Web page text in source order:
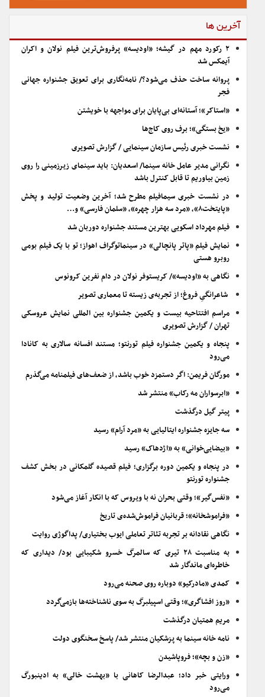
آخرین ها
۲ رکورد مهم در گیشه؛ «اودیسه» پرفروش‌ترین فیلم نولان و اکران
آیمکس شد
پروانه ساخت حذف می‌شود؟/ نامه‌نگاری برای تعویق جشنواره جهانی
فجر
«استاکر»؛ آستانه‌ای بی‌پایان برای مواجهه با خویشتن
«یخ بستگی»؛ برف روی کاج‌ها
نشست خبری رئیس سازمان سینمایی / گزارش تصویری
نگرانی مدیر عامل خانه سینما/ اسعدیان: باید سینمای زیرزمینی را روی
زمین بیاوریم تا قابل کنترل باشد
در نشست خبری سیمافیلم مطرح شد؛ آخرین وضعیت تولید و پخش
«پایتخت۸»، «مرد سه هزار چهره»، «سلمان فارسی» و…
فیلم مهرداد اسکویی بهترین مستند جشنواره دوربان شد
نمایش فیلم «پاتر پانچالی» در سینماتوگراف اهواز؛ تو با یک فیلم بومی
روبرو هستی
نگاهی به «اودیسه»/ کریستوفر نولان در دام نفرین کرونوس
شاعرانگیِ فروغ؛ از تجربه‌ی زیسته تا معماری تصویر
مراسم افتتاحیه بیست و یکمین جشنواره بین المللی نمایش عروسکی
تهران / گزارش تصویری
پنجاه و یکمین جشنواره فیلم تورنتو؛ مستند افسانه سالاری به کانادا
می‌رود
مورگان فریمن: اگر دستمزد خوب باشد، از ضعف‌های فیلمنامه می‌گذرم
«ابرسواران مه رکاب» منتشر شد
پیتر گیل درگذشت
سه جایزه جشنواره ایتالیایی به «مرد آرام» رسید
«بیضایی‌خوانی» به «اژدهاک» رسید
در پنجاه و یکمین دوره برگزاری؛ فیلم قصیده گلمکانی در بخش کشف
جشنواره تورنتو
«نفس‌گیر»؛ وقتی بحران نه با ویروس که با انکار آغاز می‌شود
«فراموشخانه»؛ قربانیان فراموش‌شده‌ی تاریخ
نگاهی نقادانه بر تجربه تئاتر تعاملی ایوب بختیاری/ پداگوژی روایت
به مناسبت ۲۸ تیری که سالمرگ خسرو شکیبایی بود/ دیداری که
خاطره‌ای ماندگار شد
کمدی «مادرکیو» دوباره روی صحنه می‌رود
«روز افشاگری»؛ وقتی اسپیلبرگ به سوی ناشناخته‌ها بازمی‌گردد
مریم همتیان درگذشت
نامه خانه سینما به پزشکیان منتشر شد/ پاسخ سخنگوی دولت
«زن و بچه»؛ فروپاشیدن
ورایتی خبر داد؛ عبدالرضا کاهانی با «بهشت خالی» به ادینبورگ
می‌رود